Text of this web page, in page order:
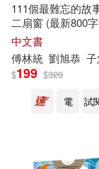
111個最難忘的故
二扇窗 (最新800
四十位臺灣兒童文
代故事採集 聯手鉅
中文書
傅林統 劉旭恭 子
$199 $320
電
試